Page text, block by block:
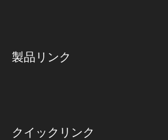
製品リンク
クイックリンク